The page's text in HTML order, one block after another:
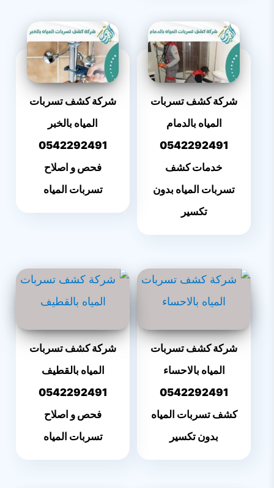
شركة كشف تسربات
المياه بالدمام
0542292491
خدمات كشف
تسربات المياه بدون
تكسير
شركة كشف تسربات
المياه بالخبر
0542292491
فحص و اصلاح
تسربات المياه
شركة كشف تسربات
المياه بالاحساء
0542292491
كشف تسربات المياه
بدون تكسير
شركة كشف تسربات
المياه بالقطيف
0542292491
فحص و اصلاح
تسربات المياه